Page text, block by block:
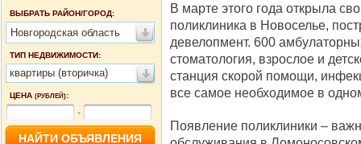
ВЫБРАТЬ РАЙОН/ГОРОД:
Новгородская область
ТИП НЕДВИЖИМОСТИ:
квартиры (вторичка)
ЦЕНА (РУБЛЕЙ):
-
В марте этого года открыла
поликлиника в Новоселье,
девелопмент. 600
стоматология, взрослое и
станция скорой помощи,
все самое необходимое в
Появление поликлиники –